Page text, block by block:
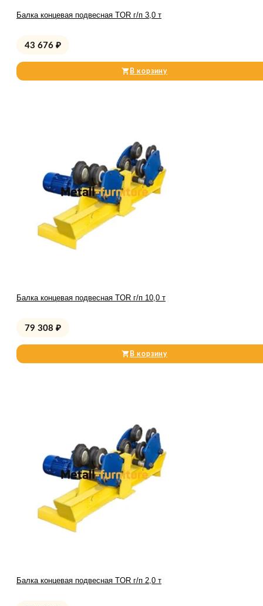
Балка концевая подвесная TOR г/п 3,0 т
43 676 ₽
В корзину
Балка концевая подвесная TOR г/п 10,0 т
79 308 ₽
В корзину
Балка концевая подвесная TOR г/п 2,0 т